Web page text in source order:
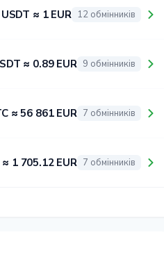
≈ 1 EUR 12 обмінників
≈ 0.89 EUR 9 обмінників
≈ 56 861 EUR 7 обмінників
≈ 1 705.12 EUR 7 обмінників